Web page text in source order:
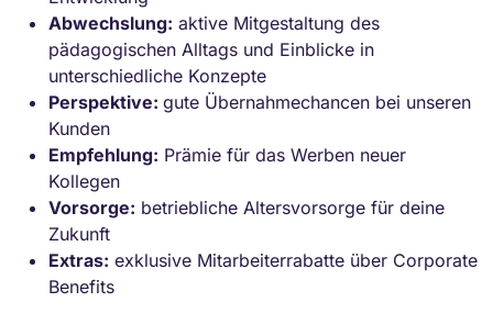
Abwechslung: aktive Mitgestaltung des
pädagogischen Alltags und Einblicke in
unterschiedliche Konzepte
Perspektive: gute Übernahmechancen bei unseren
Kunden
Empfehlung: Prämie für das Werben neuer
Kollegen
Vorsorge: betriebliche Altersvorsorge für deine
Zukunft
Extras: exklusive Mitarbeiterrabatte über Corporate
Benefits